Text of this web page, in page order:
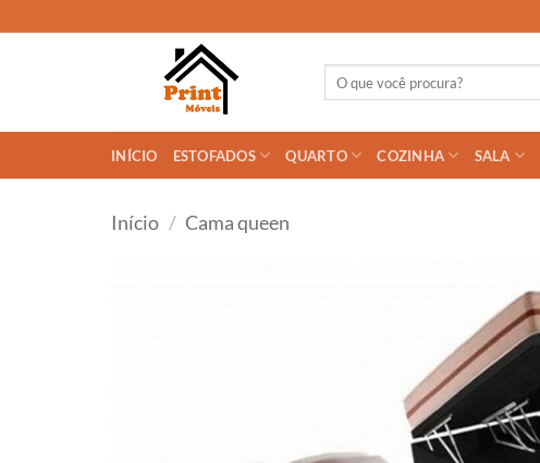
to
INÍCIO ESTOFADOS QUARTO COZINHA SALA
Início / Cama queen